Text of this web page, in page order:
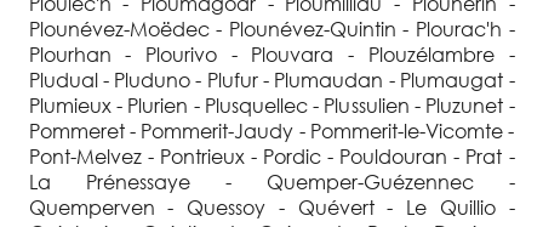
Plounévez-Moëdec - Plounévez-Quintin - Plourac'h -
Plourhan - Plourivo - Plouvara - Plouzélambre -
Pludual - Pluduno - Plufur - Plumaudan - Plumaugat -
Plumieux - Plurien - Plusquellec - Plussulien - Pluzunet -
Pommeret - Pommerit-Jaudy - Pommerit-le-Vicomte -
Pont-Melvez - Pontrieux - Pordic - Pouldouran - Prat -
La Prénessaye - Quemper-Guézennec -
Quemperven - Quessoy - Quévert - Le Quillio -